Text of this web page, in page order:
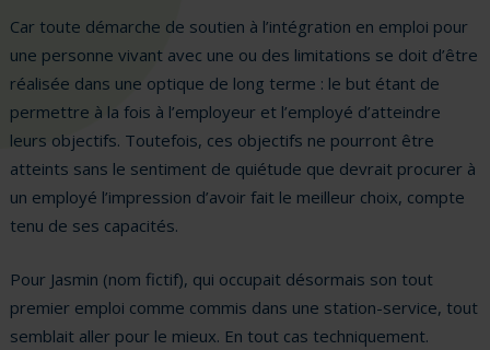
Car toute démarche de soutien à l’intégration en emploi pour
une personne vivant avec une ou des limitations se doit d’être
réalisée dans une optique de long terme : le but étant de
permettre à la fois à l’employeur et l’employé d’atteindre
leurs objectifs. Toutefois, ces objectifs ne pourront être
atteints sans le sentiment de quiétude que devrait procurer à
un employé l’impression d’avoir fait le meilleur choix, compte
tenu de ses capacités.
Pour Jasmin (nom fictif), qui occupait désormais son tout
premier emploi comme commis dans une station-service, tout
semblait aller pour le mieux. En tout cas techniquement.